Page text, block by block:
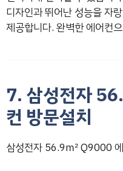
디자인과 뛰어난 성능을 자
제공합니다. 완벽한 에어컨
7. 삼성전자
컨 방문설치
삼성전자 56.9㎡ Q9000